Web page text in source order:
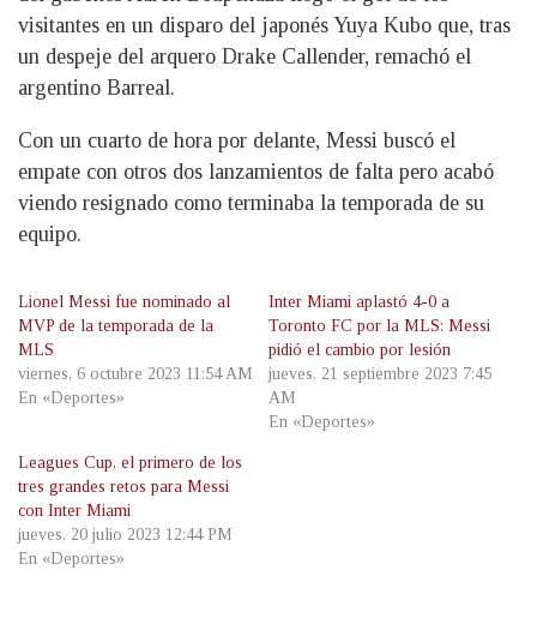
visitantes en un disparo del japonés Yuya Kubo que, tras
un despeje del arquero Drake Callender, remachó el
argentino Barreal.
Con un cuarto de hora por delante, Messi buscó el
empate con otros dos lanzamientos de falta pero acabó
viendo resignado como terminaba la temporada de su
equipo.
Lionel Messi fue nominado al
MVP de la temporada de la
MLS
viernes, 6 octubre 2023 11:54 AM
En «Deportes»
Inter Miami aplastó 4-0 a
Toronto FC por la MLS: Messi
pidió el cambio por lesión
jueves, 21 septiembre 2023 7:45
AM
En «Deportes»
Leagues Cup, el primero de los
tres grandes retos para Messi
con Inter Miami
jueves, 20 julio 2023 12:44 PM
En «Deportes»